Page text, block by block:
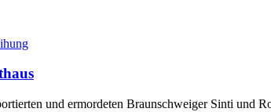
und ermordeten Braunschweiger Sinti und